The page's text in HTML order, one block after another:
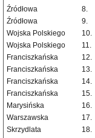
Źródłowa
8.
Źródłowa
9.
Wojska Polskiego
10.
Wojska Polskiego
11.
Franciszkańska
12.
Franciszkańska
13.
Franciszkańska
14.
Franciszkańska
15.
Marysińska
16.
Warszawska
17.
Skrzydlata
18.